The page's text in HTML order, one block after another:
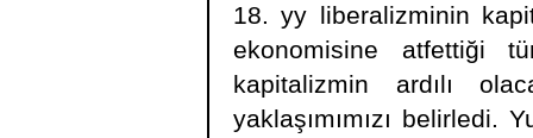
18. yy liberalizminin
ekonomisine atfettiği
kapitalizmin ardılı
yaklaşımımızı belirledi.